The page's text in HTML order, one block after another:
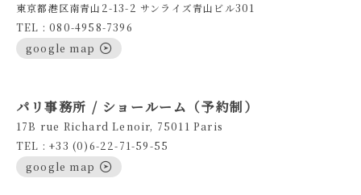
東京都港区南青山2-13-2 サンライズ青山ビル301
TEL : 080-4958-7396
google map
パリ事務所 / ショールーム（予約制）
17B rue Richard Lenoir, 75011 Paris
TEL : +33 (0)6-22-71-59-55
google map